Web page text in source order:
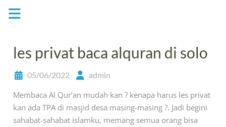
les privat baca alquran di solo
05/06/2022 admin
Membaca Al Qur’an mudah kan ? kenapa harus les privat
kan ada TPA di masjid desa masing-masing ?. Jadi begini
sahabat-sahabat islamku, memang semua orang bisa